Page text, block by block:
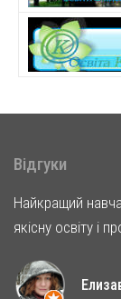
Відгуки
Найкращий
якісну освіту і